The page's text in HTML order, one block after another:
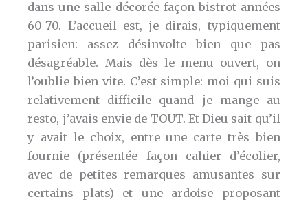
dans une salle décorée façon bistrot années
60-70. L’accueil est, je dirais, typiquement
parisien: assez désinvolte bien que pas
désagréable. Mais dès le menu ouvert, on
l’oublie bien vite. C’est simple: moi qui suis
relativement difficile quand je mange au
resto, j’avais envie de TOUT. Et Dieu sait qu’il
y avait le choix, entre une carte très bien
fournie (présentée façon cahier d’écolier,
avec de petites remarques amusantes sur
certains plats) et une ardoise proposant